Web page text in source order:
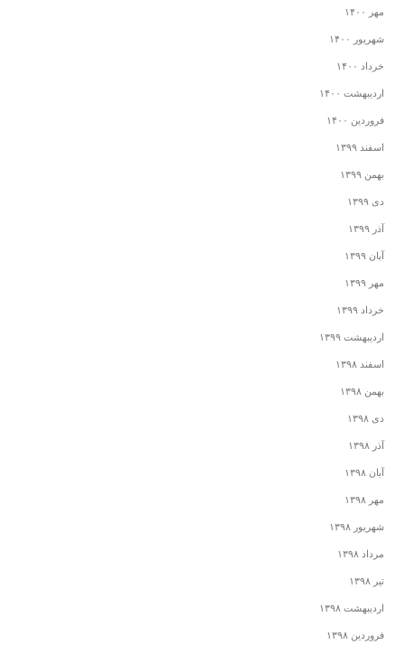
مهر ۱۴۰۰
شهریور ۱۴۰۰
خرداد ۱۴۰۰
اردیبهشت ۱۴۰۰
فروردین ۱۴۰۰
اسفند ۱۳۹۹
بهمن ۱۳۹۹
دی ۱۳۹۹
آذر ۱۳۹۹
آبان ۱۳۹۹
مهر ۱۳۹۹
خرداد ۱۳۹۹
اردیبهشت ۱۳۹۹
اسفند ۱۳۹۸
بهمن ۱۳۹۸
دی ۱۳۹۸
آذر ۱۳۹۸
آبان ۱۳۹۸
مهر ۱۳۹۸
شهریور ۱۳۹۸
مرداد ۱۳۹۸
تیر ۱۳۹۸
اردیبهشت ۱۳۹۸
فروردین ۱۳۹۸